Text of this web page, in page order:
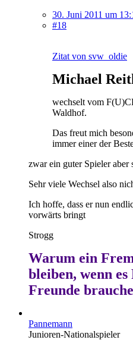
30. Juni 2011 um
#18
Zitat von svw_oldie
Michael
wechselt vom
Waldhof.
Das freut mich
immer einer der
zwar ein guter Spieler aber
Sehr viele Wechsel also
Ich hoffe, dass er nun
vorwärts bringt
Strogg
Warum ein
bleiben, wenn
Freunde
Pannemann
Junioren-Nationalspieler